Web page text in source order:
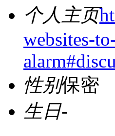
个人主页
websites-
性别保密
生日-